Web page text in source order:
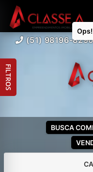
(51) 98196-
BUSCA
FILTROS